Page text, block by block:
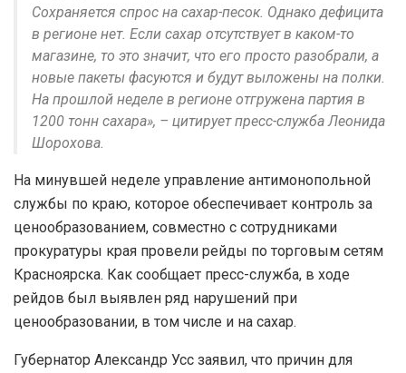
Сохраняется спрос на сахар-песок. Однако дефицита
в регионе нет. Если сахар отсутствует в каком-то
магазине, то это значит, что его просто разобрали, а
новые пакеты фасуются и будут выложены на полки.
На прошлой неделе в регионе отгружена партия в
1200 тонн сахара», – цитирует пресс-служба Леонида
Шорохова.
На минувшей неделе управление антимонопольной
службы по краю, которое обеспечивает контроль за
ценообразованием, совместно с сотрудниками
прокуратуры края провели рейды по торговым сетям
Красноярска. Как сообщает пресс-служба, в ходе
рейдов был выявлен ряд нарушений при
ценообразовании, в том числе и на сахар.
Губернатор Александр Усс заявил, что причин для